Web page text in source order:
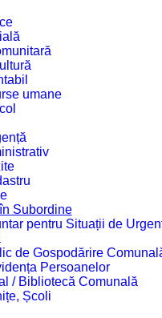
umane
Subordine
pentru Situații de
de Gospodărire
Persoanelor
/ Bibliotecă Comunală
Școli